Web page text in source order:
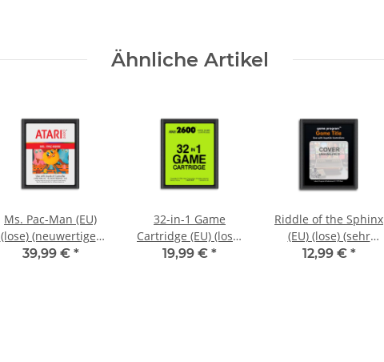
Ähnliche Artikel
Ms. Pac-Man (EU)
(lose) (neuwertiger
Sammlerzustand) -
39,99 € *
32-in-1 Game
Cartridge (EU) (lose)
(sehr gut) - Atari
19,99 € *
Riddle of the Sphinx
(EU) (lose) (sehr
guter Zustand) -
12,99 € *